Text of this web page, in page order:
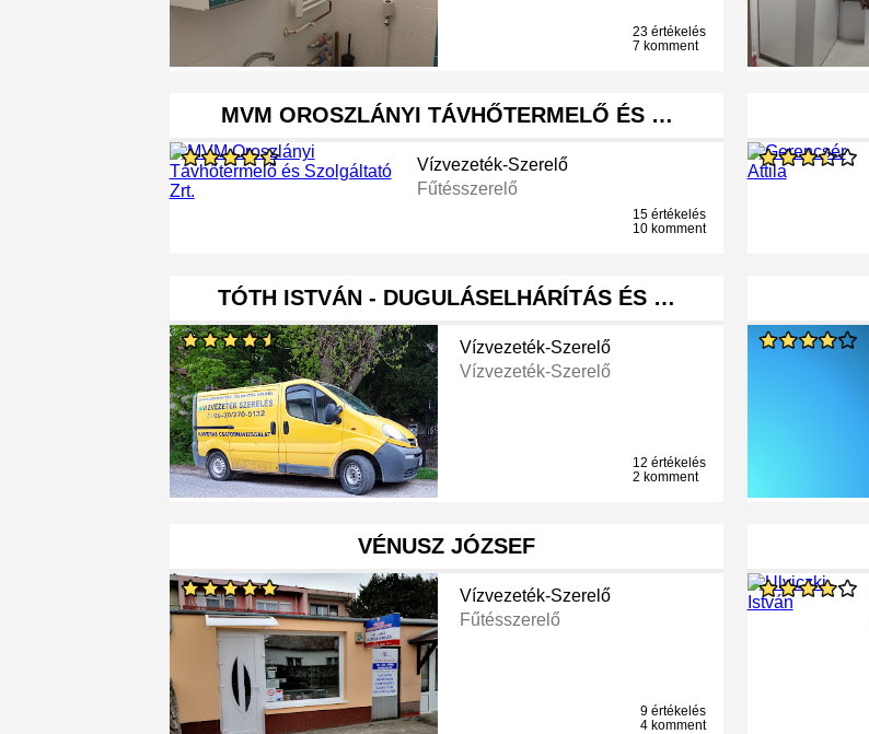
23 értékelés
7 komment
MVM OROSZLÁNYI TÁVHŐTERMELŐ ÉS …
Vízvezeték-Szerelő
Fűtésszerelő
15 értékelés
10 komment
TÓTH ISTVÁN - DUGULÁSELHÁRÍTÁS ÉS …
Vízvezeték-Szerelő
Vízvezeték-Szerelő
12 értékelés
2 komment
VÉNUSZ JÓZSEF
Vízvezeték-Szerelő
Fűtésszerelő
9 értékelés
4 komment